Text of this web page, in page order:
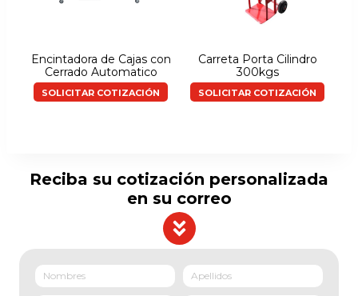
Encintadora de Cajas con
Cerrado Automatico
SOLICITAR COTIZACIÓN
Carreta Porta Cilindro
300kgs
SOLICITAR COTIZACIÓN
Reciba su cotización personalizada
en su correo